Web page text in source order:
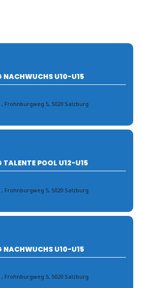
NACHWUCHS U10-U15
, Frohnburgweg 5, 5020 Salzburg
TALENTE POOL U12-U15
, Frohnburgweg 5, 5020 Salzburg
NACHWUCHS U10-U15
, Frohnburgweg 5, 5020 Salzburg